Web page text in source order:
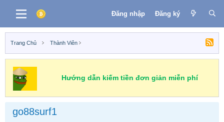
Đăng nhập Đăng ký
Trang Chủ Thành Viên
Hướng dẫn kiếm tiền đơn giản miễn phí
go88surf1